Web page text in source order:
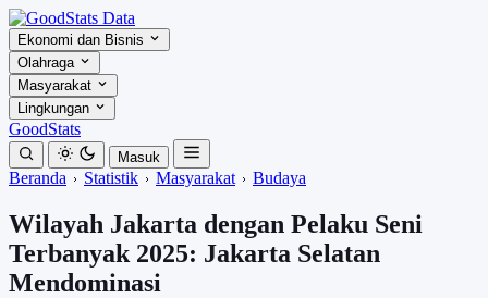
Ekonomi dan Bisnis
Olahraga
Masyarakat
Lingkungan
GoodStats
Masuk
Beranda Statistik Masyarakat Budaya
Wilayah Jakarta dengan Pelaku Seni
Terbanyak 2025: Jakarta Selatan
Mendominasi